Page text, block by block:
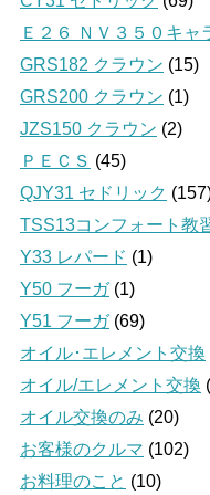
Ｅ２６ ＮＶ３５０キャ
GRS182 クラウン (15)
GRS200 クラウン (1)
JZS150 クラウン (2)
ＰＥＣＳ (45)
QJY31 セドリック
TSS13コンフォート教
Y33 レパード (1)
Y50 フーガ(1)
Y51 フーガ(69)
オイル･エレメント交換
オイル/エレメント交換
オイル交換のみ (20)
お客様のクルマ (102)
お料理のこと (10)